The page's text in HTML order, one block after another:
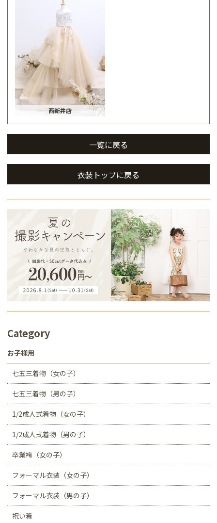
西新井店
一覧に戻る
衣装トップに戻る
Category
お子様用
七五三着物（女の子）
七五三着物（男の子）
1/2成人式着物（女の子）
1/2成人式着物（男の子）
卒業袴（女の子）
フォーマル衣装（女の子）
フォーマル衣装（男の子）
祝い着